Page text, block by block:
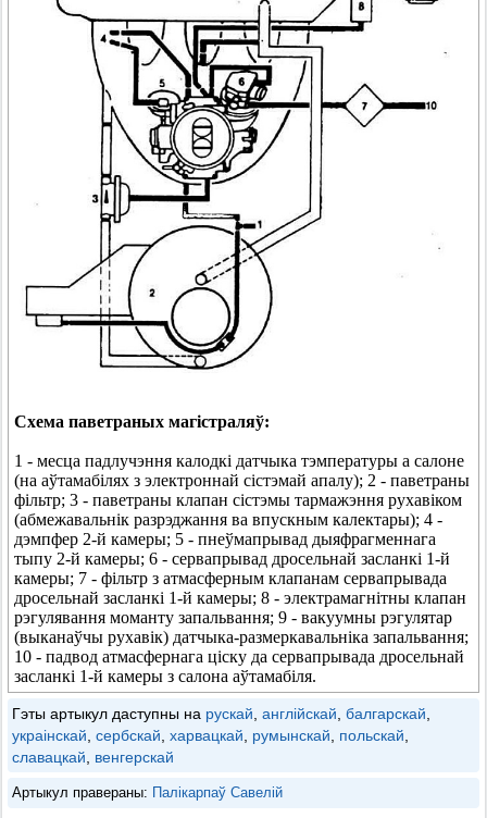
Схема паветраных магістраляў:
1 - месца падлучэння калодкі датчыка тэмпературы а салоне
(на аўтамабілях з электроннай сістэмай апалу); 2 - паветраны
фільтр; 3 - паветраны клапан сістэмы тармажэння рухавіком
(абмежавальнік разрэджання ва впускным калектары); 4 -
дэмпфер 2-й камеры; 5 - пнеўмапрывад дыяфрагменнага
тыпу 2-й камеры; 6 - сервапрывад дросельнай засланкі 1-й
камеры; 7 - фільтр з атмасферным клапанам сервапрывада
дросельнай засланкі 1-й камеры; 8 - электрамагнітны клапан
рэгулявання моманту запальвання; 9 - вакуумны рэгулятар
(выканаўчы рухавік) датчыка-размеркавальніка запальвання;
10 - падвод атмасфернага ціску да сервапрывада дросельнай
засланкі 1-й камеры з салона аўтамабіля.
Гэты артыкул даступны на рускай англійскай балгарскай
украінскай сербскай харвацкай румынскай польскай
славацкай
венгерскай
Артыкул правераны: Палікарпаў Савелій